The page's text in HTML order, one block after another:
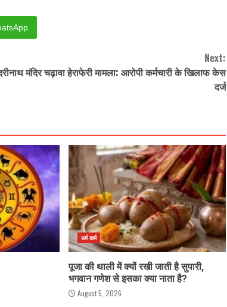
Next:
मंदिर चढ़ावा हेराफेरी मामला: आरोपी कर्मचारी के खिलाफ केस
दर्ज
धर्म कर्म
पूजा की थाली में क्यों रखी जाती है सुपारी,
भगवान गणेश से इसका क्या नाता है?
August 5, 2026